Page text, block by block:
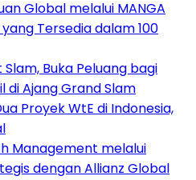
Global melalui MANGA
Tersedia dalam 100
Slam, Buka Peluang bagi
di Ajang Grand Slam
Proyek WtE di Indonesia,
Management melalui
dengan Allianz Global